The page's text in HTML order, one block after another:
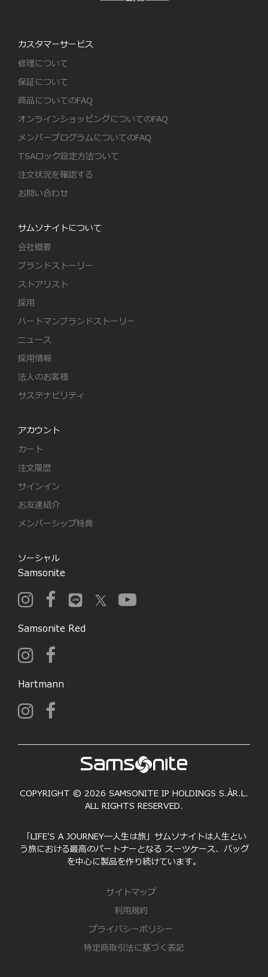
カスタマーサービス
修理について
保証について
商品についてのFAQ
オンラインショッピングについてのFAQ
メンバープログラムについてのFAQ
TSAロック設定方法ついて
注文状況を確認する
お問い合わせ
サムソナイトについて
会社概要
ブランドストーリー
ストアリスト
採用
ハートマンブランドストーリー
ニュース
採用情報
法人のお客様
サステナビリティ
アカウント
カート
注文履歴
サインイン
お友達紹介
メンバーシップ特典
ソーシャル
Samsonite
Samsonite Red
Hartmann
COPYRIGHT © 2026 SAMSONITE IP HOLDINGS S.ÀR.L.
ALL RIGHTS RESERVED.
「LIFE'S A JOURNEY―人生は旅」サムソナイトは人生とい
う旅における最高のパートナーとなる スーツケース、バッグ
を中心に製品を作り続けています。
サイトマップ
利用規約
プライバシーポリシー
特定商取引法に基づく表記